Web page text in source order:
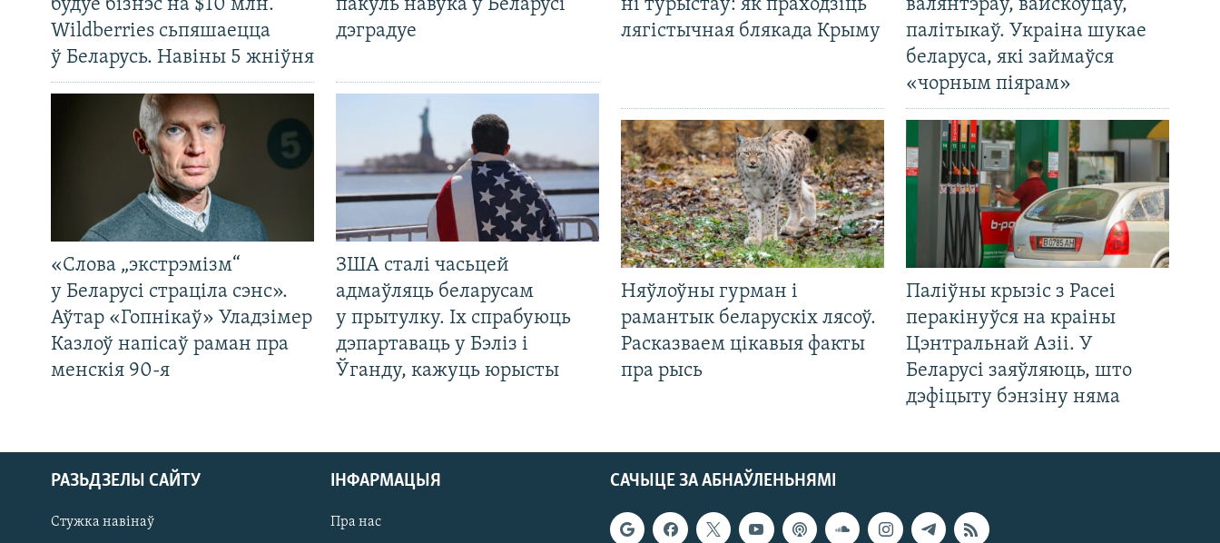
будуе бізнэс на $10 млн.
Wildberries сьпяшаецца
ў Беларусь. Навіны 5 жніўня
пакуль навука ў Беларусі
дэградуе
«Слова „экстрэмізм“
у Беларусі страціла сэнс».
Аўтар «Гопнікаў» Уладзімер
Казлоў напісаў раман пра
менскія 90-я
ЗША сталі часьцей
адмаўляць беларусам
у прытулку. Іх спрабуюць
дэпартаваць у Бэліз і
Ўганду, кажуць юрысты
ні турыстаў: як праходзіць
лягістычная блякада Крыму
валянтэраў, вайскоўцаў,
палітыкаў. Украіна шукае
беларуса, які займаўся
«чорным піярам»
Няўлоўны гурман і
рамантык беларускіх лясоў.
Расказваем цікавыя факты
пра рысь
Паліўны крызіс з Расеі
перакінуўся на краіны
Цэнтральнай Азіі. У
Беларусі заяўляюць, што
дэфіцыту бэнзіну няма
САЧЫЦЕ ЗА АБНАЎЛЕНЬНЯМІ
РАЗЬДЗЕЛЫ САЙТУ
Стужка навінаў
ІНФАРМАЦЫЯ
Пра нас